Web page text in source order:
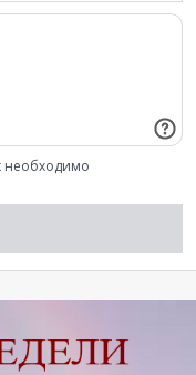
необходимо